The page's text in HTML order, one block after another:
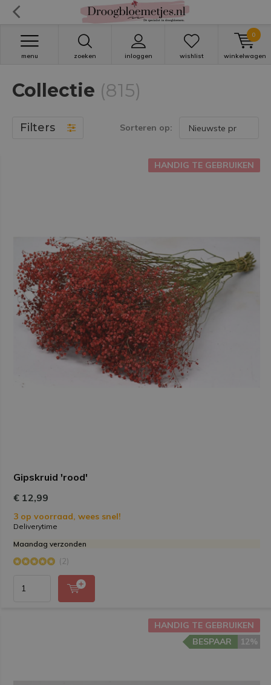
zoeken inloggen
menu wishlist winkelwagen
0
Collectie (815)
Filters Sorteren op:
Gipskruid 'rood'
HANDIG TE GEBRUIKEN
€ 12,99
3 op voorraad, wees snel!
Deliverytime
Maandag verzonden
(2)
HANDIG TE GEBRUIKEN
12%
BESPAAR